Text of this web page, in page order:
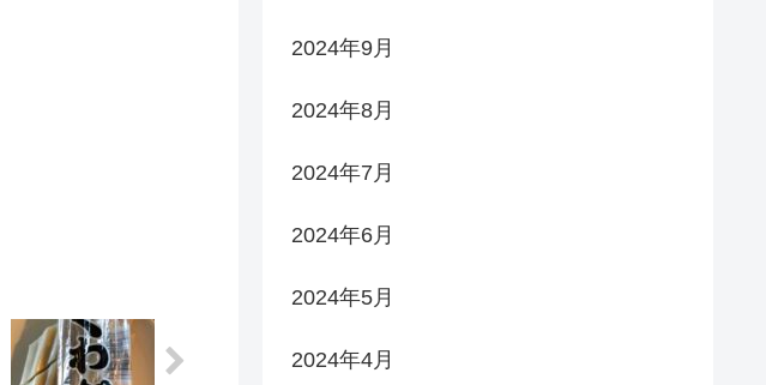
2024年9月
2024年8月
2024年7月
2024年6月
2024年5月
2024年4月